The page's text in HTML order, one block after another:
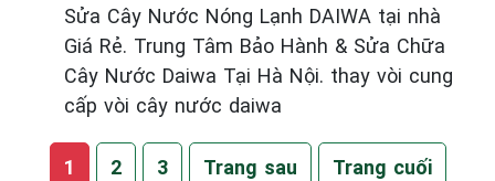
Sửa Cây Nước Nóng Lạnh DAIWA tại nhà
Giá Rẻ. Trung Tâm Bảo Hành & Sửa Chữa
Cây Nước Daiwa Tại Hà Nội. thay vòi cung
cấp vòi cây nước daiwa
1 2 3 Trang sau Trang cuối